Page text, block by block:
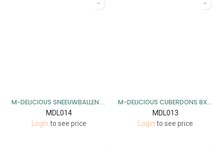
M-DELICIOUS SNEEUWBALLEN 8X220GR
MDL014
Login to see price
M-DELICIOUS CUBERDONS 8X340GR
MDL013
Login to see price